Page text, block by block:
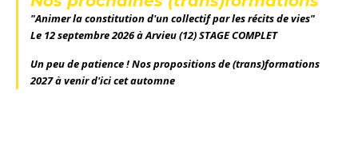
"Animer la constitution d'un collectif par les récits de vies"
Le 12 septembre 2026 à Arvieu (12) STAGE COMPLET
Un peu de patience ! Nos propositions de (trans)formations
2027 à venir d'ici cet automne